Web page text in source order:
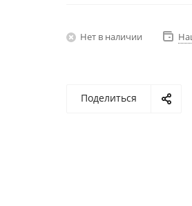
Нет в наличии
Поделиться